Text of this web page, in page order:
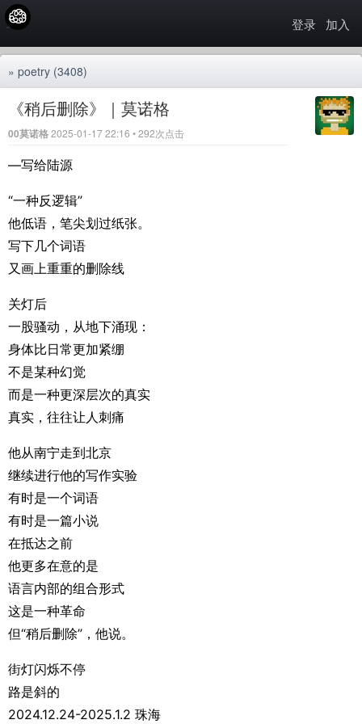
登录 加入
» poetry (3408)
《稍后删除》｜莫诺格
00莫诺格2025-01-17 22:16 • 292次点击
—写给陆源
“一种反逻辑”
他低语，笔尖划过纸张。
写下几个词语
又画上重重的删除线
关灯后
一股骚动，从地下涌现：
身体比日常更加紧绷
不是某种幻觉
而是一种更深层次的真实
真实，往往让人刺痛
他从南宁走到北京
继续进行他的写作实验
有时是一个词语
有时是一篇小说
在抵达之前
他更多在意的是
语言内部的组合形式
这是一种革命
但“稍后删除”，他说。
街灯闪烁不停
路是斜的
2024.12.24-2025.1.2 珠海